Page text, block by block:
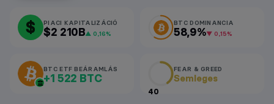
$ PIACI KAPITALIZÁCIÓ
$2 210B▲ 0,16%
BTC DOMINANCIA
58,9%▼ 0,15%
BTC ETF BEÁRAMLÁS
+1 522 BTC
40
FEAR & GREED
Semleges